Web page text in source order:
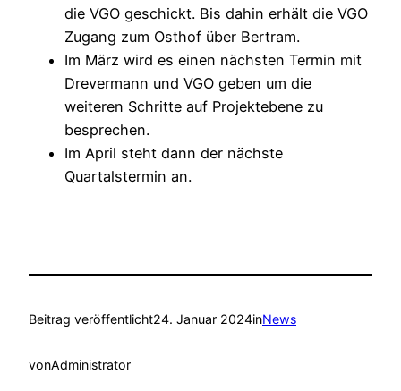
die VGO geschickt. Bis dahin erhält die VGO
Zugang zum Osthof über Bertram.
Im März wird es einen nächsten Termin mit
Drevermann und VGO geben um die
weiteren Schritte auf Projektebene zu
besprechen.
Im April steht dann der nächste
Quartalstermin an.
Beitrag veröffentlicht24. Januar 2024inNews
vonAdministrator